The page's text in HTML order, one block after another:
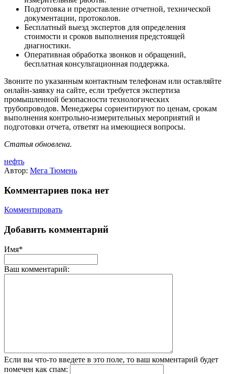
Подготовка и предоставление отчетной, технической
документации, протоколов.
Бесплатный выезд экспертов для определения
стоимости и сроков выполнения предстоящей
диагностики.
Оперативная обработка звонков и обращений,
бесплатная консультационная поддержка.
Звоните по указанным контактным телефонам или оставляйте
онлайн-заявку на сайте, если требуется экспертиза
промышленной безопасности технологических
трубопроводов. Менеджеры сориентируют по ценам, срокам
выполнения контрольно-измерительных мероприятий и
подготовки отчета, ответят на имеющиеся вопросы.
Статья обновлена.
нефть
Автор: Мега Тюмень
Комментариев пока нет
Комментировать
Добавить комментарий
Имя*
Ваш комментарий:
Если вы что-то введете в это поле, то ваш комментарий будет
помечен как спам: